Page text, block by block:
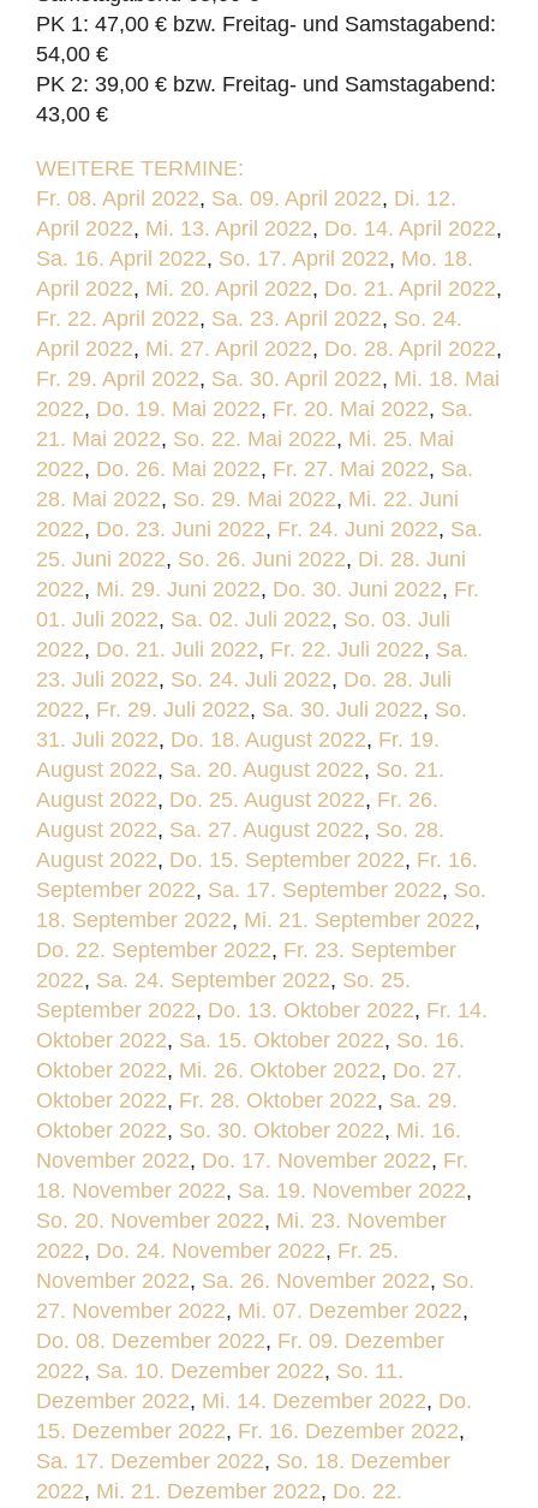
PK 1: 47,00 € bzw. Freitag- und Samstagabend:
54,00 €
PK 2: 39,00 € bzw. Freitag- und Samstagabend:
43,00 €
WEITERE TERMINE:
Fr. 08. April 2022, Sa. 09. April 2022, Di. 12.
April 2022, Mi. 13. April 2022, Do. 14. April 2022,
Sa. 16. April 2022, So. 17. April 2022, Mo. 18.
April 2022, Mi. 20. April 2022, Do. 21. April 2022,
Fr. 22. April 2022, Sa. 23. April 2022, So. 24.
April 2022, Mi. 27. April 2022, Do. 28. April 2022,
Fr. 29. April 2022, Sa. 30. April 2022, Mi. 18. Mai
2022, Do. 19. Mai 2022, Fr. 20. Mai 2022, Sa.
21. Mai 2022, So. 22. Mai 2022, Mi. 25. Mai
2022, Do. 26. Mai 2022, Fr. 27. Mai 2022, Sa.
28. Mai 2022, So. 29. Mai 2022, Mi. 22. Juni
2022, Do. 23. Juni 2022, Fr. 24. Juni 2022, Sa.
25. Juni 2022, So. 26. Juni 2022, Di. 28. Juni
2022, Mi. 29. Juni 2022, Do. 30. Juni 2022, Fr.
01. Juli 2022, Sa. 02. Juli 2022, So. 03. Juli
2022, Do. 21. Juli 2022, Fr. 22. Juli 2022, Sa.
23. Juli 2022, So. 24. Juli 2022, Do. 28. Juli
2022, Fr. 29. Juli 2022, Sa. 30. Juli 2022, So.
31. Juli 2022, Do. 18. August 2022, Fr. 19.
August 2022, Sa. 20. August 2022, So. 21.
August 2022, Do. 25. August 2022, Fr. 26.
August 2022, Sa. 27. August 2022, So. 28.
August 2022, Do. 15. September 2022, Fr. 16.
September 2022, Sa. 17. September 2022, So.
18. September 2022, Mi. 21. September 2022,
Do. 22. September 2022, Fr. 23. September
2022, Sa. 24. September 2022, So. 25.
September 2022, Do. 13. Oktober 2022, Fr. 14.
Oktober 2022, Sa. 15. Oktober 2022, So. 16.
Oktober 2022, Mi. 26. Oktober 2022, Do. 27.
Oktober 2022, Fr. 28. Oktober 2022, Sa. 29.
Oktober 2022, So. 30. Oktober 2022, Mi. 16.
November 2022, Do. 17. November 2022, Fr.
18. November 2022, Sa. 19. November 2022,
So. 20. November 2022, Mi. 23. November
2022, Do. 24. November 2022, Fr. 25.
November 2022, Sa. 26. November 2022, So.
27. November 2022, Mi. 07. Dezember 2022,
Do. 08. Dezember 2022, Fr. 09. Dezember
2022, Sa. 10. Dezember 2022, So. 11.
Dezember 2022, Mi. 14. Dezember 2022, Do.
15. Dezember 2022, Fr. 16. Dezember 2022,
Sa. 17. Dezember 2022, So. 18. Dezember
2022, Mi. 21. Dezember 2022, Do. 22.